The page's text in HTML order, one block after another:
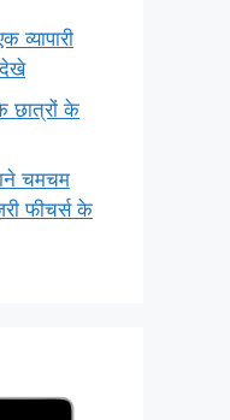
छात्रों के
चमचम
फीचर्स के